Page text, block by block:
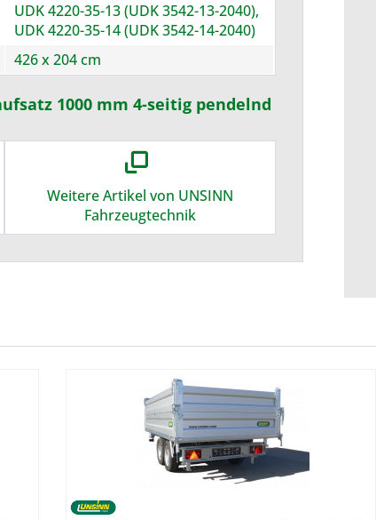
UDK 4220-35-13 (UDK 3542-13-2040),
UDK 4220-35-14 (UDK 3542-14-2040)
426 x 204 cm
1000 mm 4-seitig pendelnd
Weitere Artikel von UNSINN
Fahrzeugtechnik